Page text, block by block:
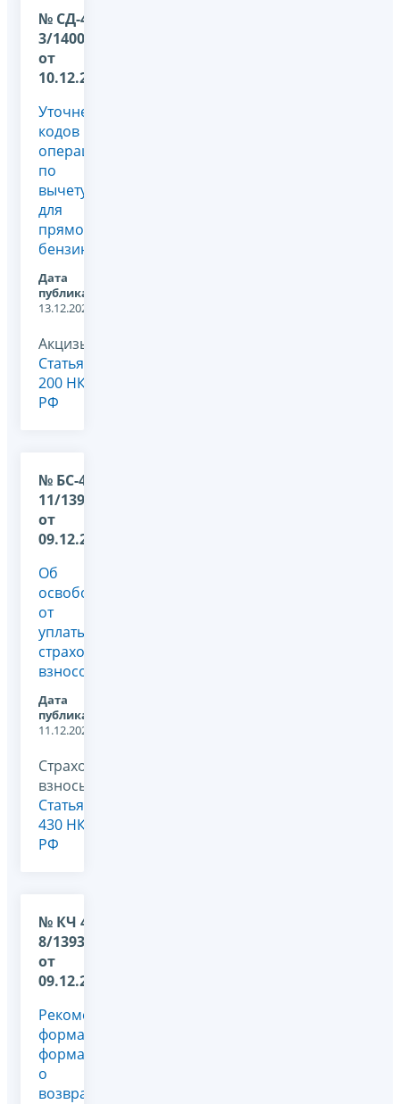
№ СД-4-
3/14008@
от
10.12.2024
Уточнение
кодов
операций
по
вычету
для
прямогонного
бензина
Дата
публикации:
13.12.2024
Акцизы,
Статья
200 НК
РФ
№ БС-4-
11/13952@
от
09.12.2024
Об
освобождении
от
уплаты
страховых
взносов
Дата
публикации:
11.12.2024
Страховые
взносы,
Статья
430 НК
РФ
№ КЧ 4
8/13931@
от
09.12.2024
Рекомендуемые
форма и
формат
о
возврате